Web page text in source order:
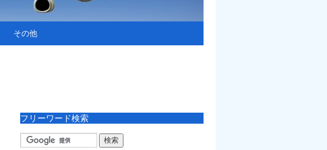
その他
フリーワード検索